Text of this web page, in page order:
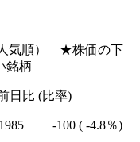
人気順） ★株価の下
銘柄
(比率)
-100 ( -4.8％)